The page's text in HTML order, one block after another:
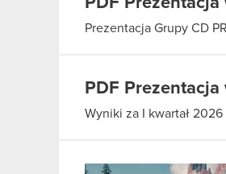
Prezentacja Grupy CD
PDF
Wyniki za I kwartał 2026